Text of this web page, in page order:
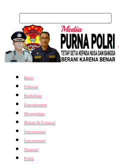
Bisnis
Editorial
Pendidikan
Entertainment
Metropolitan
Hukum & Kriminal
Internasional
Internasional
Nasional
Politik